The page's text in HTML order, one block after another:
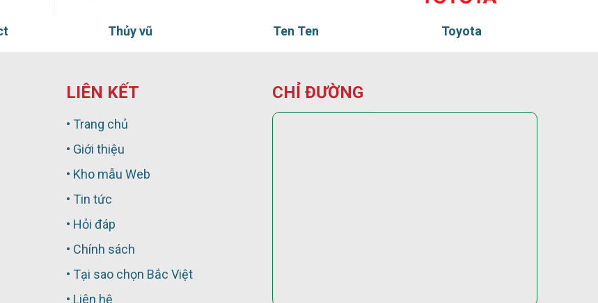
Ten Ten Toyota Tadu
LIÊN KẾT
• Trang chủ
• Giới thiệu
• Kho mẫu Web
• Tin tức
• Hỏi đáp
• Chính sách
• Tại sao chọn Bắc Việt
• Liên hệ
CHỈ ĐƯỜNG